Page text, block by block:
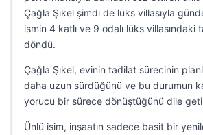
Çağla Şıkel şimdi de lüks villasıyla
ismin 4 katlı ve 9 odalı lüks
döndü.
Çağla Şıkel, evinin tadilat sürecinin
daha uzun sürdüğünü ve bu durumun
yorucu bir sürece dönüştüğünü dile
Ünlü isim, inşaatın sadece basit bir